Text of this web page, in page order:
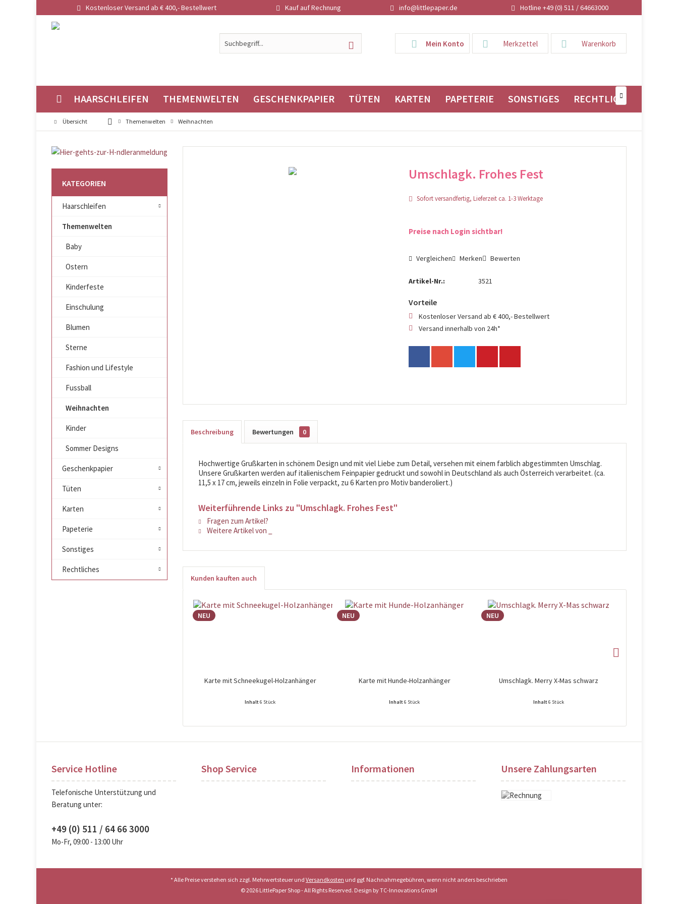
Kostenloser Versand ab € 400,- Bestellwert Kauf auf Rechnung info@littlepaper.de Hotline +49 (0) 511 / 64663000
Warenkorb
Merkzettel
Mein Konto
HAARSCHLEIFEN THEMENWELTEN GESCHENKPAPIER TÜTEN KARTEN PAPETERIE SONSTIGES RECHTLICHES

Übersicht Themenwelten Weihnachten
KATEGORIEN
Haarschleifen
Themenwelten
Baby
Ostern
Kinderfeste
Einschulung
Blumen
Sterne
Fashion und Lifestyle
Fussball
Weihnachten
Kinder
Sommer Designs
Geschenkpapier
Tüten
Karten
Papeterie
Sonstiges
Rechtliches
Umschlagk. Frohes Fest
Sofort versandfertig, Lieferzeit ca. 1-3 Werktage
Preise nach Login sichtbar!
Vergleichen Merken Bewerten
Artikel-Nr.: 3521
Vorteile
Kostenloser Versand ab € 400,- Bestellwert
Versand innerhalb von 24h*
Beschreibung Bewertungen 0
Hochwertige Grußkarten in schönem Design und mit viel Liebe zum Detail, versehen mit einem farblich abgestimmten Umschlag.
Unsere Grußkarten werden auf italienischem Feinpapier gedruckt und sowohl in Deutschland als auch Österreich verarbeitet. (ca.
11,5 x 17 cm, jeweils einzeln in Folie verpackt, zu 6 Karten pro Motiv banderoliert.)
Weiterführende Links zu "Umschlagk. Frohes Fest"
Fragen zum Artikel?
Weitere Artikel von _
Kunden kauften auch
NEU
Karte mit Schneekugel-Holzanhänger
Inhalt6 Stück
Preise nach Login sichtbar!
NEU
Karte mit Hunde-Holzanhänger
Inhalt6 Stück
Preise nach Login sichtbar!
NEU
Umschlagk. Merry X-Mas schwarz
Inhalt6 Stück
Preise nach Login sichtbar!
Service Hotline
Telefonische Unterstützung und
Beratung unter:
+49 (0) 511 / 64 66 3000
Mo-Fr, 09:00 - 13:00 Uhr
Shop Service Informationen Unsere Zahlungsarten
* Alle Preise verstehen sich zzgl. Mehrwertsteuer und Versandkosten und ggf. Nachnahmegebühren, wenn nicht anders beschrieben
© 2026 LittlePaper Shop - All Rights Reserved. Design byTC-Innovations GmbH